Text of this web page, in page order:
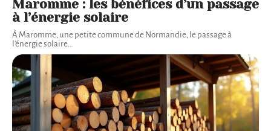
Maromme : les bénéfices d’un passage
à l’énergie solaire
À Maromme, une petite commune de Normandie, le passage à
l'énergie solaire